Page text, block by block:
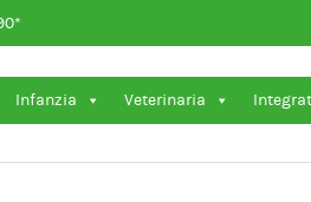
Infanzia Veterinaria